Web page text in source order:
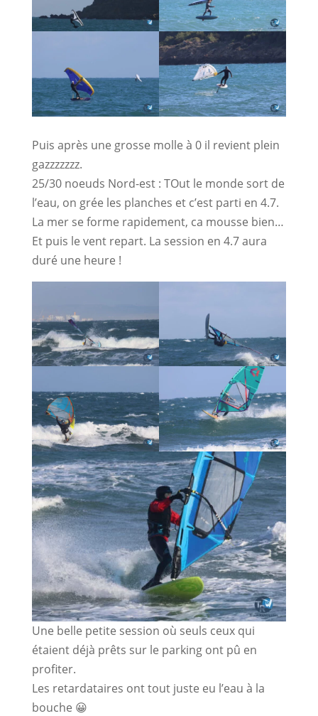
Puis après une grosse molle à 0 il revient plein
gazzzzzzz.
25/30 noeuds Nord-est : TOut le monde sort de
l’eau, on grée les planches et c’est parti en 4.7.
La mer se forme rapidement, ca mousse bien…
Et puis le vent repart. La session en 4.7 aura
duré une heure !
Une belle petite session où seuls ceux qui
étaient déjà prêts sur le parking ont pû en
profiter.
Les retardataires ont tout juste eu l’eau à la
bouche 😀